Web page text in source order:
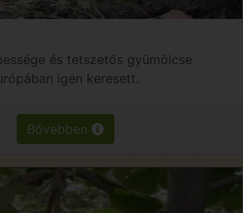
és tetszetős gyümölcse
igen keresett.
Bővebben